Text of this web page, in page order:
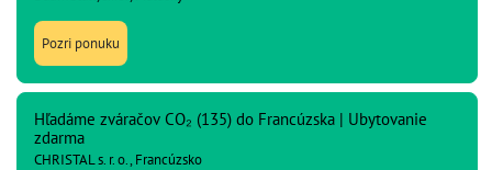
Pozri ponuku
Hľadáme zváračov CO₂ (135) do Francúzska | Ubytovanie
zdarma
CHRISTAL s. r. o., Francúzsko